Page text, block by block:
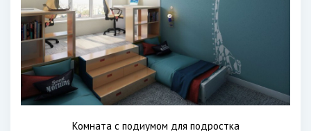
Комната с подиумом для подростка